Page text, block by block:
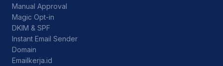
Manual Approval
Magic Opt-in
DKIM & SPF
Instant Email Sender
Domain
Emailkerja.id